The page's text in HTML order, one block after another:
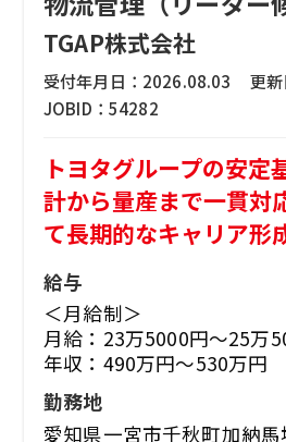
TGAP株式会社
受付年月日： 2026.08.03 更新
JOBID： 54282
トヨタグループの安定
計から量産まで一貫対
て長期的なキャリア形
給与
＜月給制＞
月給：23万5000円～25万
年収：490万円～530万円
勤務地
愛知県一宮市千秋町加納